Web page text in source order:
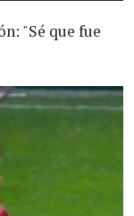
"Sé que fue